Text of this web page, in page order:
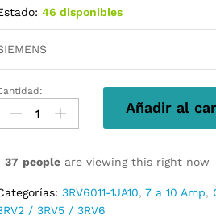
46 disponibles
1JA10
Añadir al
37 people are viewing this right now
3RV6011-1JA10,7 a 10 Amp,
/ 3RV5 / 3RV6